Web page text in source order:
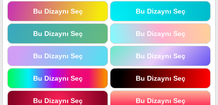
Bu Dizaynı Seç Bu Dizaynı Seç
Bu Dizaynı Seç Bu Dizaynı Seç
Bu Dizaynı Seç Bu Dizaynı Seç
Bu Dizaynı Seç Bu Dizaynı Seç
Bu Dizaynı Seç Bu Dizaynı Seç